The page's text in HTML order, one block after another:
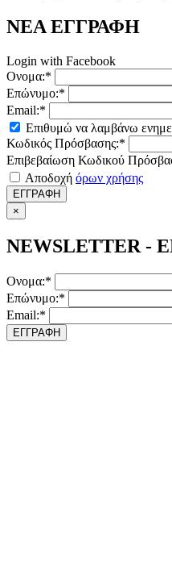
ΝΕΑ ΕΓΓΡΑΦΗ
Login with Facebook
Ονομα:*
Επώνυμο:*
Email:*
Επιθυμώ να λαμβάνω
Κωδικός Πρόσβασης:*
Επιβεβαίωση Κωδικού
Αποδοχή όρων χρήσης
ΕΓΓΡΑΦΗ
×
NEWSLETTER -
Ονομα:*
Επώνυμο:*
Email:*
ΕΓΓΡΑΦΗ